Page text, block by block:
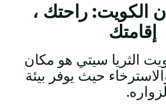
الكويت: راحتك ،
إقامتك
الثريا سيتي هو مكان
حيث يوفر بيئة